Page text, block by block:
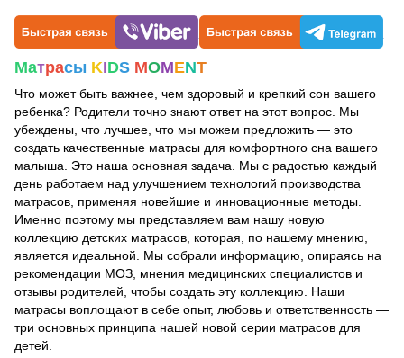
Матрасы KIDS MOMENT
Что может быть важнее, чем здоровый и крепкий сон вашего
ребенка? Родители точно знают ответ на этот вопрос. Мы
убеждены, что лучшее, что мы можем предложить — это
создать качественные матрасы для комфортного сна вашего
малыша. Это наша основная задача. Мы с радостью каждый
день работаем над улучшением технологий производства
матрасов, применяя новейшие и инновационные методы.
Именно поэтому мы представляем вам нашу новую
коллекцию детских матрасов, которая, по нашему мнению,
является идеальной. Мы собрали информацию, опираясь на
рекомендации МОЗ, мнения медицинских специалистов и
отзывы родителей, чтобы создать эту коллекцию. Наши
матрасы воплощают в себе опыт, любовь и ответственность —
три основных принципа нашей новой серии матрасов для
детей.